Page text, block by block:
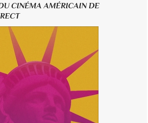
CINÉMA AMÉRICAIN DE